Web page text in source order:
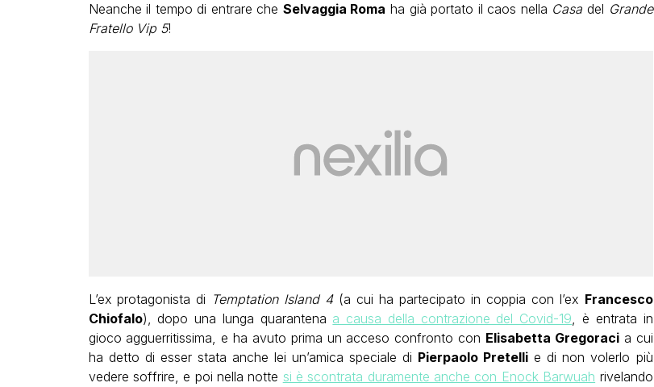
Neanche il tempo di entrare che Selvaggia Roma ha già portato il caos nella Casa del Grande
Fratello Vip 5!
L’ex protagonista di Temptation Island 4(a cui ha partecipato in coppia con l’ex Francesco
Chiofalo), dopo una lunga quarantena a causa della contrazione del Covid-19, è entrata in
gioco agguerritissima, e ha avuto prima un acceso confronto con Elisabetta Gregoracia cui
ha detto di esser stata anche lei un’amica speciale di Pierpaolo Pretelli e di non volerlo più
vedere soffrire, e poi nella notte si è scontrata duramente anche con Enock Barwuah rivelando